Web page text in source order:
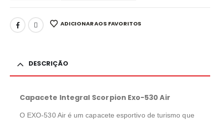
ADICIONAR AOS FAVORITOS
DESCRIÇÃO
Capacete Integral Scorpion Exo-530 Air
O EXO-530 Air é um capacete esportivo de turismo que